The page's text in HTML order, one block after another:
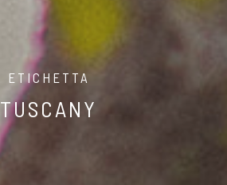
ETICHETTA
TUSCANY